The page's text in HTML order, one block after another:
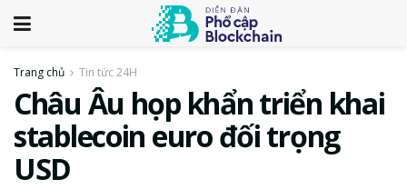
Trang chủ Tin tức 24H
Châu Âu họp khẩn triển khai
stablecoin euro đối trọng
USD